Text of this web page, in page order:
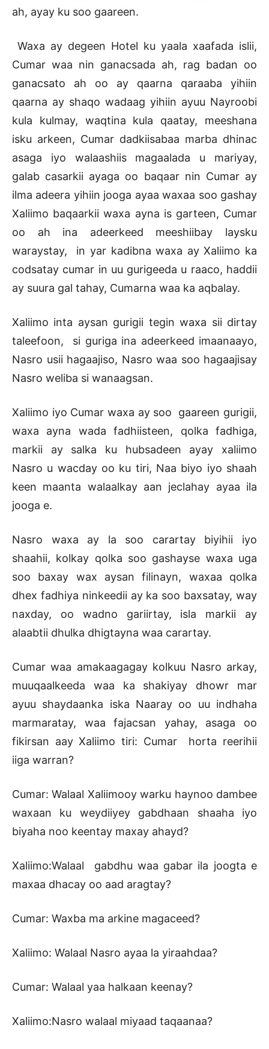
ah, ayay ku soo gaareen.
Waxa ay degeen Hotel ku yaala xaafada islii,
Cumar waa nin ganacsada ah, rag badan oo
ganacsato ah oo ay qaarna qaraaba yihiin
qaarna ay shaqo wadaag yihiin ayuu Nayroobi
kula kulmay, waqtina kula qaatay, meeshana
isku arkeen, Cumar dadkiisabaa marba dhinac
asaga iyo walaashiis magaalada u mariyay,
galab casarkii ayaga oo baqaar nin Cumar ay
ilma adeera yihiin jooga ayaa waxaa soo gashay
Xaliimo baqaarkii waxa ayna is garteen, Cumar
oo ah ina adeerkeed meeshiibay laysku
waraystay, in yar kadibna waxa ay Xaliimo ka
codsatay cumar in uu gurigeeda u raaco, haddii
ay suura gal tahay, Cumarna waa ka aqbalay.
Xaliimo inta aysan gurigii tegin waxa sii dirtay
taleefoon, si guriga ina adeerkeed imaanaayo,
Nasro usii hagaajiso, Nasro waa soo hagaajisay
Nasro weliba si wanaagsan.
Xaliimo iyo Cumar waxa ay soo gaareen gurigii,
waxa ayna wada fadhiisteen, qolka fadhiga,
markii ay salka ku hubsadeen ayay xaliimo
Nasro u wacday oo ku tiri, Naa biyo iyo shaah
keen maanta walaalkay aan jeclahay ayaa ila
jooga e.
Nasro waxa ay la soo carartay biyihii iyo
shaahii, kolkay qolka soo gashayse waxa uga
soo baxay wax aysan filinayn, waxaa qolka
dhex fadhiya ninkeedii ay ka soo baxsatay, way
naxday, oo wadno gariirtay, isla markii ay
alaabtii dhulka dhigtayna waa carartay.
Cumar waa amakaagagay kolkuu Nasro arkay,
muuqaalkeeda waa ka shakiyay dhowr mar
ayuu shaydaanka iska Naaray oo uu indhaha
marmaratay, waa fajacsan yahay, asaga oo
fikirsan aay Xaliimo tiri: Cumar horta reerihii
iiga warran?
Cumar: Walaal Xaliimooy warku haynoo dambee
waxaan ku weydiiyey gabdhaan shaaha iyo
biyaha noo keentay maxay ahayd?
Xaliimo:Walaal gabdhu waa gabar ila joogta e
maxaa dhacay oo aad aragtay?
Cumar: Waxba ma arkine magaceed?
Xaliimo: Walaal Nasro ayaa la yiraahdaa?
Cumar: Walaal yaa halkaan keenay?
Xaliimo:Nasro walaal miyaad taqaanaa?